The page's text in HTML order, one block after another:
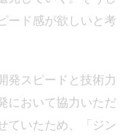
ード感が欲しいと考
発スピードと技術力
において協力いただ
ていたため、「ジン